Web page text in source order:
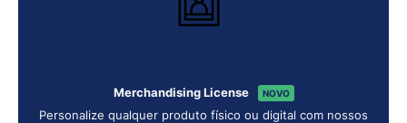
Merchandising License NOVO
Personalize qualquer produto físico ou digital com nossos